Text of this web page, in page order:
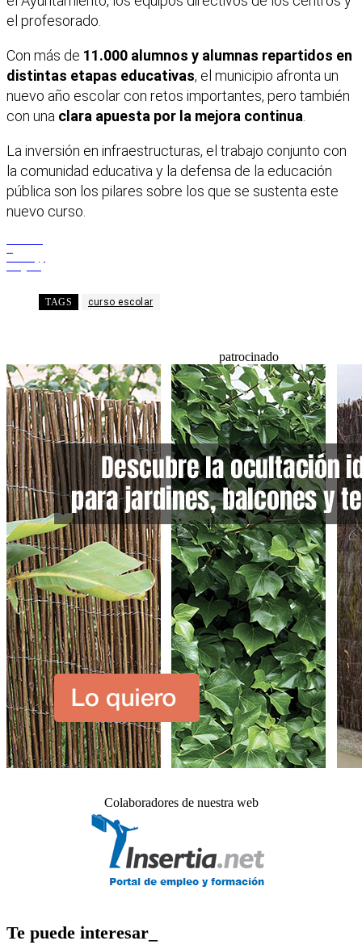
el profesorado.
Con más de 11.000 alumnos y alumnas repartidos en
distintas etapas educativas, el municipio afronta un
nuevo año escolar con retos importantes, pero también
con una clara apuesta por la mejora continua
La inversión en infraestructuras, el trabajo conjunto con
la comunidad educativa y la defensa de la educación
pública son los pilares sobre los que se sustenta este
nuevo curso.
TAGS curso escolar
patrocinado
Colaboradores de nuestra web
Te puede interesar_